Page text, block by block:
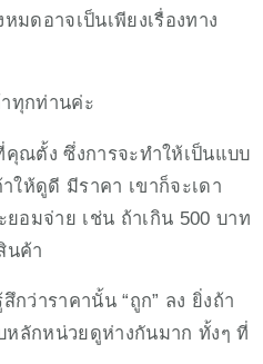
ดอาจเป็นเพียงเรื่องทาง
ทุกท่านค่ะ
ณตั้ง ซึ่งการจะทำให้เป็นแบบ
ห้ดูดี มีราคา เขาก็จะเดา
อมจ่าย เช่น ถ้าเกิน 500 บาท
นค้า
ว่าราคานั้น “ถูก” ลง ยิ่งถ้า
หลักหน่วยดูห่างกันมาก ทั้งๆ ที่